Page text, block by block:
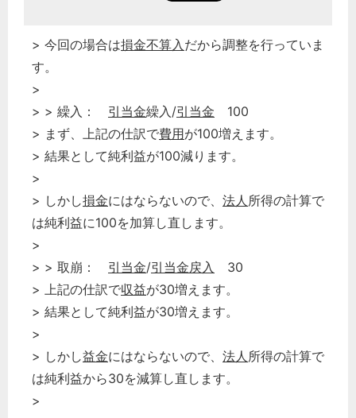
> 今回の場合は損金不算入だから調整を行っていま
す。
>
> > 繰入： 引当金繰入/引当金 100
> まず、上記の仕訳で費用が100増えます。
> 結果として純利益が100減ります。
>
> しかし損金にはならないので、 法人所得の計算で
は純利益に100を加算し直します。
>
> > 取崩： 引当金/引当金戻入 30
> 上記の仕訳で収益が30増えます。
> 結果として純利益が30増えます。
>
> しかし益金にはならないので、 法人所得の計算で
は純利益から30を減算し直します。
>